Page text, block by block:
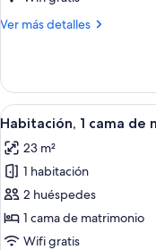
matrimonio,
la
ciudad
Ver más detalles
Más
1
cama
de
vistas
la
ciudad
Abrir
todas
las
fotos
de
Habitación,
1
14
Habitación, 1 cama de
23 m²
1 habitación
2 huéspedes
1 cama de matrimonio
Wifi gratis